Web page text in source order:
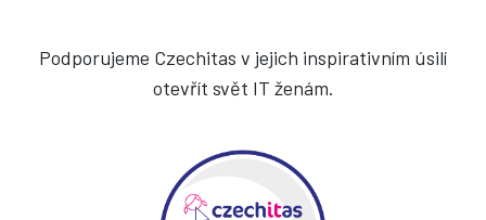
Podporujeme Czechitas v jejich inspirativním úsilí
otevřít svět IT ženám.